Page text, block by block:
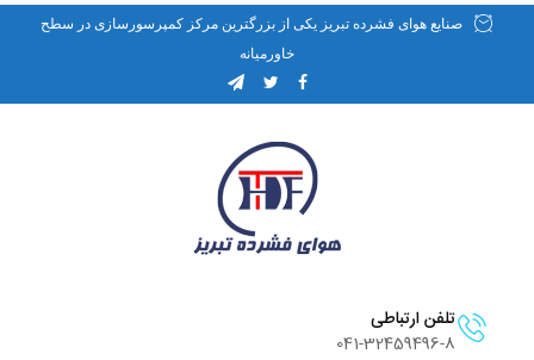
صنایع هوای فشرده تبریز یکی از بزرگترین مرکز کمپرسورسازی در سطح
خاورمیانه
تلفن ارتباطی
041-32459496-8